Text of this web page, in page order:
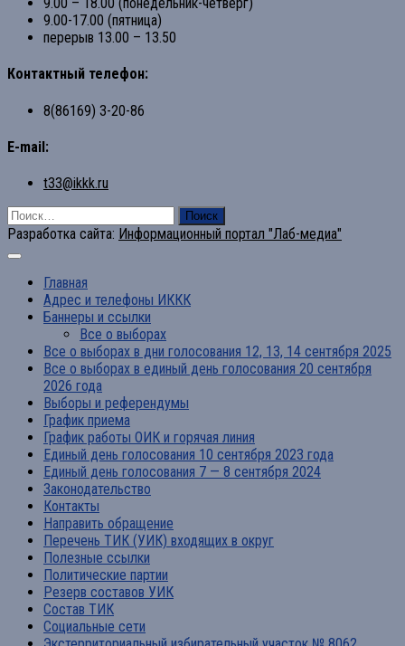
9.00-17.00 (пятница)
перерыв 13.00 – 13.50
Контактный телефон:
8(86169) 3-20-86
E-mail:
t33@ikkk.ru
Найти:
Разработка сайта: Информационный портал "Лаб-медиа"
Главная
Адрес и телефоны ИККК
Баннеры и ссылки
Все о выборах
Все о выборах в дни голосования 12, 13, 14 сентября 2025
Все о выборах в единый день голосования 20 сентября
2026 года
Выборы и референдумы
График приема
График работы ОИК и горячая линия
Единый день голосования 10 сентября 2023 года
Единый день голосования 7 — 8 сентября 2024
Законодательство
Контакты
Направить обращение
Перечень ТИК (УИК) входящих в округ
Полезные ссылки
Политические партии
Резерв составов УИК
Состав ТИК
Социальные сети